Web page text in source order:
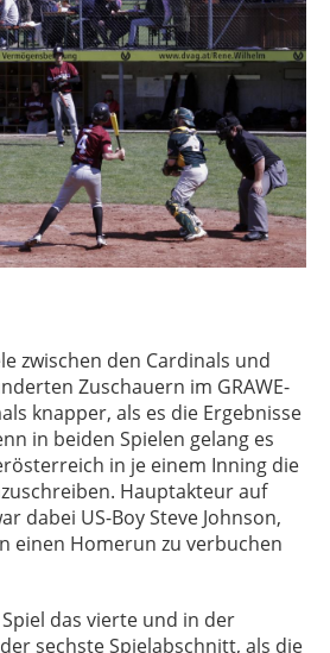
zwischen den Cardinals und
Zuschauern im GRAWE-
knapper, als es die Ergebnisse
in beiden Spielen gelang es
in je einem Inning die
Hauptakteur auf
dabei US-Boy Steve Johnson,
einen Homerun zu verbuchen
das vierte und in der
sechste Spielabschnitt, als die